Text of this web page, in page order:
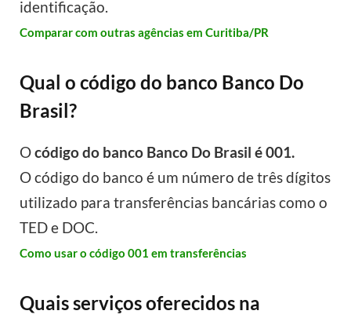
identificação.
Comparar com outras agências em Curitiba/PR
Qual o código do banco Banco Do
Brasil?
Ocódigo do banco Banco Do Brasil é 001.
O código do banco é um número de três dígitos
utilizado para transferências bancárias como o
TED e DOC.
Como usar o código 001 em transferências
Quais serviços oferecidos na